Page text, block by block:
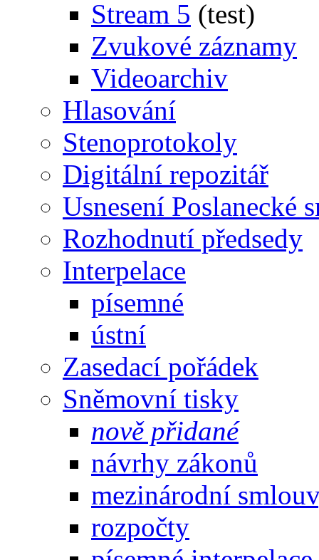
Stream 5 (test)
Zvukové záznamy
Videoarchiv
Hlasování
Stenoprotokoly
Digitální repozitář
Usnesení Poslanecké
Rozhodnutí předsedy
Interpelace
písemné
ústní
Zasedací pořádek
Sněmovní tisky
nově přidané
návrhy zákonů
mezinárodní
rozpočty